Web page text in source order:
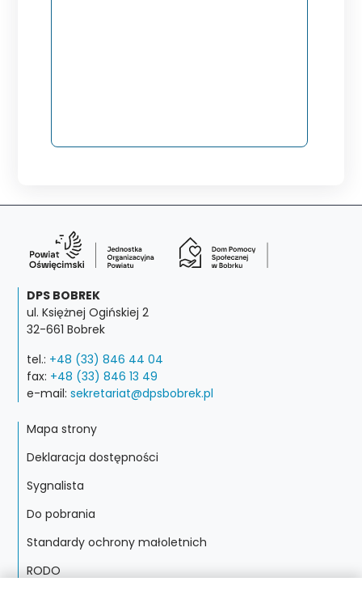
DPS BOBREK
ul. Księżnej Ogińskiej 2
32-661 Bobrek
tel.: +48 (33) 846 44 04
fax: +48 (33) 846 13 49
e-mail: sekretariat@dpsbobrek.pl
Mapa strony
Deklaracja dostępności
Sygnalista
Do pobrania
Standardy ochrony małoletnich
RODO